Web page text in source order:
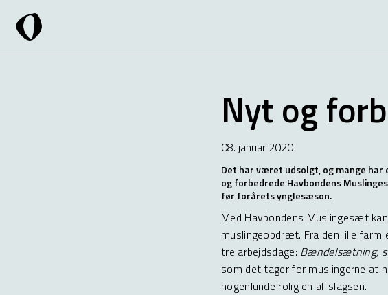
Nyt og
08. januar 2020
Det har været udsolgt, og mange
og forbedrede Havbondens
før forårets ynglesæson.
Med Havbondens Muslingesæt
muslingeopdræt. Fra den lille farm
tre arbejdsdage: Bændelsætning,
som det tager for muslingerne at
nogenlunde rolig en af slagsen.